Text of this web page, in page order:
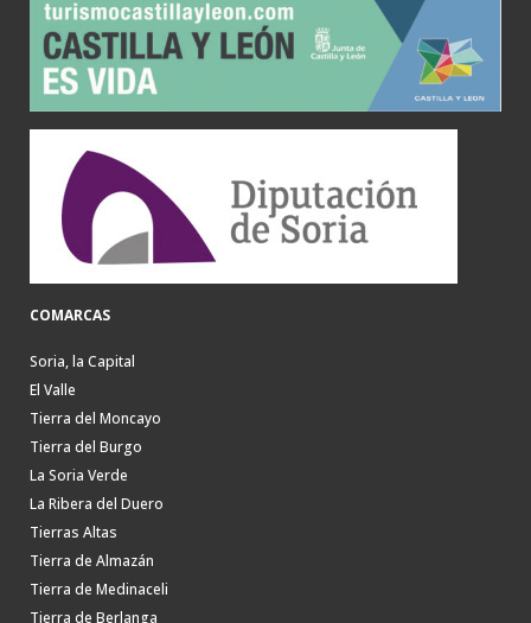
COMARCAS
Soria, la Capital
El Valle
Tierra del Moncayo
Tierra del Burgo
La Soria Verde
La Ribera del Duero
Tierras Altas
Tierra de Almazán
Tierra de Medinaceli
Tierra de Berlanga